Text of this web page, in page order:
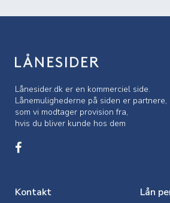
Lånesider.dk er en kommerciel side.
Lånemulighederne på siden er partnere,
som vi modtager provision fra,
hvis du bliver kunde hos dem
Kontakt Lån